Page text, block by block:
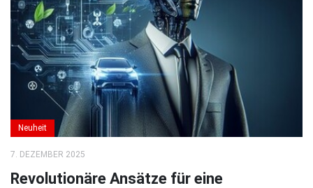
Neuheit
7. DEZEMBER 2025
Revolutionäre Ansätze für eine